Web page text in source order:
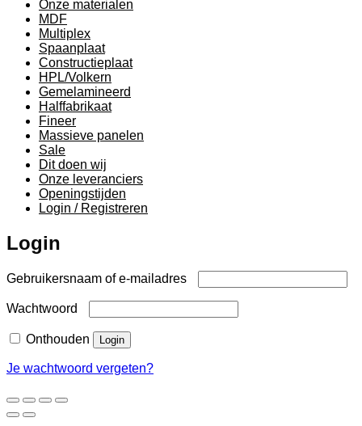
Onze materialen
MDF
Multiplex
Spaanplaat
Constructieplaat
HPL/Volkern
Gemelamineerd
Halffabrikaat
Fineer
Massieve panelen
Sale
Dit doen wij
Onze leveranciers
Openingstijden
Login / Registreren
Login
Gebruikersnaam of e-mailadres
Wachtwoord
Onthouden Login
Je wachtwoord vergeten?